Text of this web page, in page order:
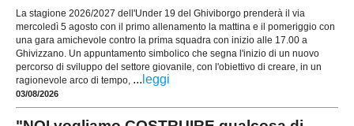
La stagione 2026/2027 dell'Under 19 del Ghiviborgo prenderà il via
mercoledì 5 agosto con il primo allenamento la mattina e il pomeriggio con
una gara amichevole contro la prima squadra con inizio alle 17.00 a
Ghivizzano. Un appuntamento simbolico che segna l'inizio di un nuovo
percorso di sviluppo del settore giovanile, con l'obiettivo di creare, in un
ragionevole arco di tempo, ... leggi
03/08/2026